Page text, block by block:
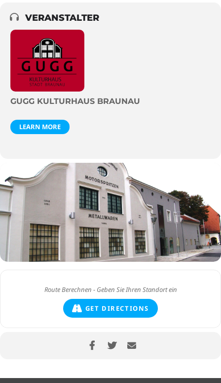
VERANSTALTER
GUGG KULTURHAUS BRAUNAU
LEARN MORE
GET DIRECTIONS